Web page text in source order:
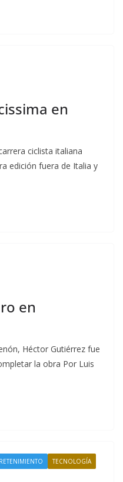
en
ciclista italiana
edición fuera de Italia y
en
Héctor Gutiérrez fue
la obra Por Luis
TECNOLOGÍA